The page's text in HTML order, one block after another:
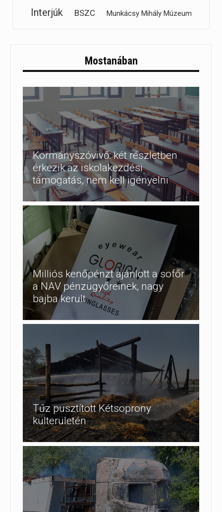
Interjúk BSZC Munkácsy Mihály Múzeum
Mostanában
Kormányszóvivő: két részletben
érkezik az iskolakezdési
támogatás, nem kell igényelni
Milliós kenőpénzt ajánlott a sofőr
a NAV pénzügyőreinek, nagy
bajba került
Tűz pusztított Kétsoprony
külterületén